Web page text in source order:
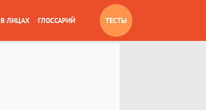
В ЛИЦАХ ГЛОССАРИЙ ТЕСТЫ